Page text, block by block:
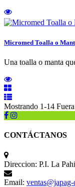
Micromed Toalla o
Una toalla o manta
Mostrando 1-14
CONTÁCTANOS
Direccion: P.I. La
Email: